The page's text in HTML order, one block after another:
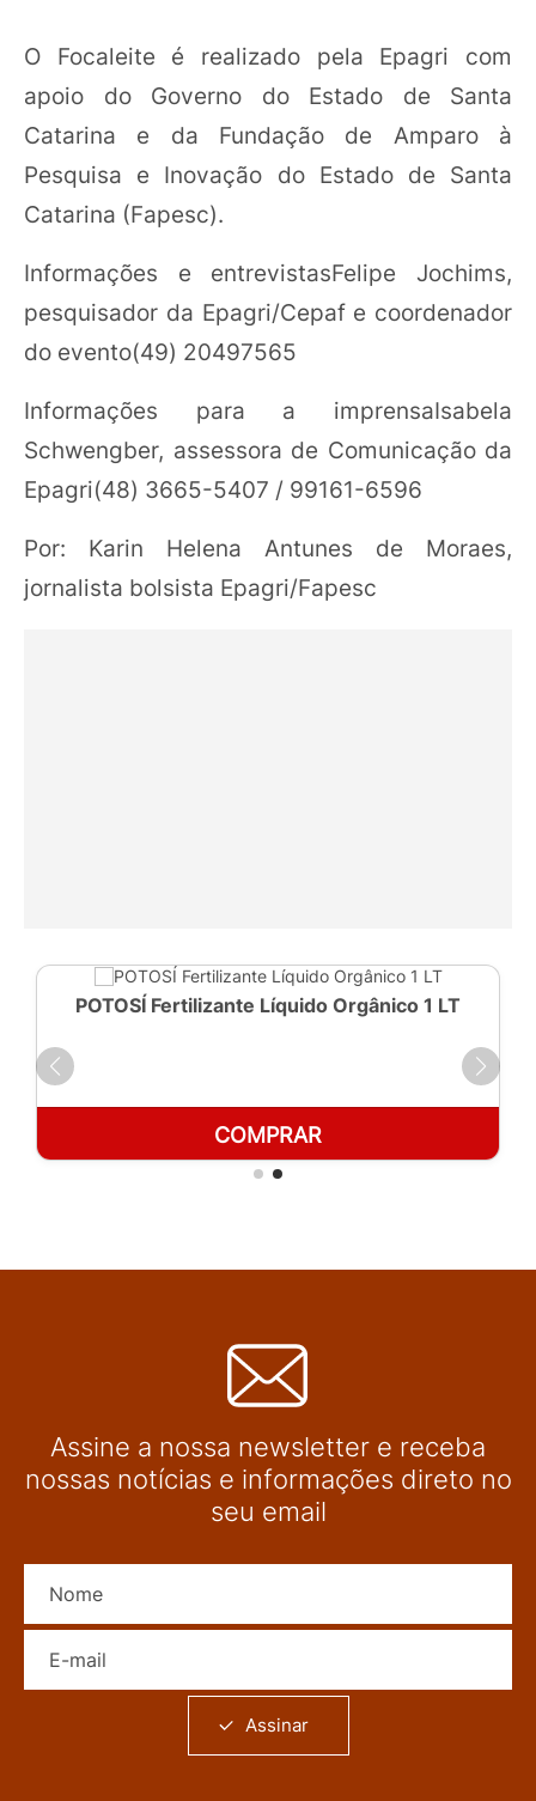
O Focaleite é realizado pela Epagri com
apoio do Governo do Estado de Santa
Catarina e da Fundação de Amparo à
Pesquisa e Inovação do Estado de Santa
Catarina (Fapesc).
Informações e entrevistasFelipe Jochims,
pesquisador da Epagri/Cepaf e coordenador
do evento(49) 20497565
Informações para a imprensaIsabela
Schwengber, assessora de Comunicação da
Epagri(48) 3665-5407 / 99161-6596
Por: Karin Helena Antunes de Moraes,
jornalista bolsista Epagri/Fapesc
POTOSÍ Fertilizante Líquido Orgânico 1 LT
COMPRAR
Assine a nossa newsletter e receba
nossas notícias e informações direto no
seu email
Assinar